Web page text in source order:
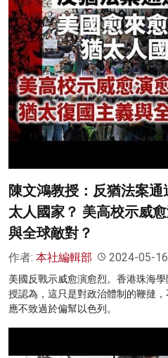
陳文鴻教授：反猶法案
太人國家？ 美高校示威
與全球敵對？
作者: 本社編輯部 2024-05-16
美國反戰示威愈演愈烈。香港珠海
授認為，這只是對政治體制的鞭撻
應不致過於偏幫以色列。